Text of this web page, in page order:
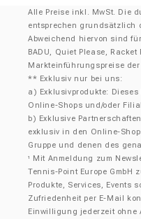
Alle Preise inkl. MwSt. Die
entsprechen grundsätzlich
Abweichend hiervon sind
BADU, Quiet Please,
Markteinführungspreise
** Exklusiv nur bei uns:
a) Exklusivprodukte:
Online-Shops und/oder
b) Exklusive
exklusiv in den Online-
Gruppe und denen des
¹
Mit Anmeldung zum
Tennis-Point Europe GmbH
Produkte, Services, Events
Zufriedenheit per E-Mail
Einwilligung jederzeit ohne